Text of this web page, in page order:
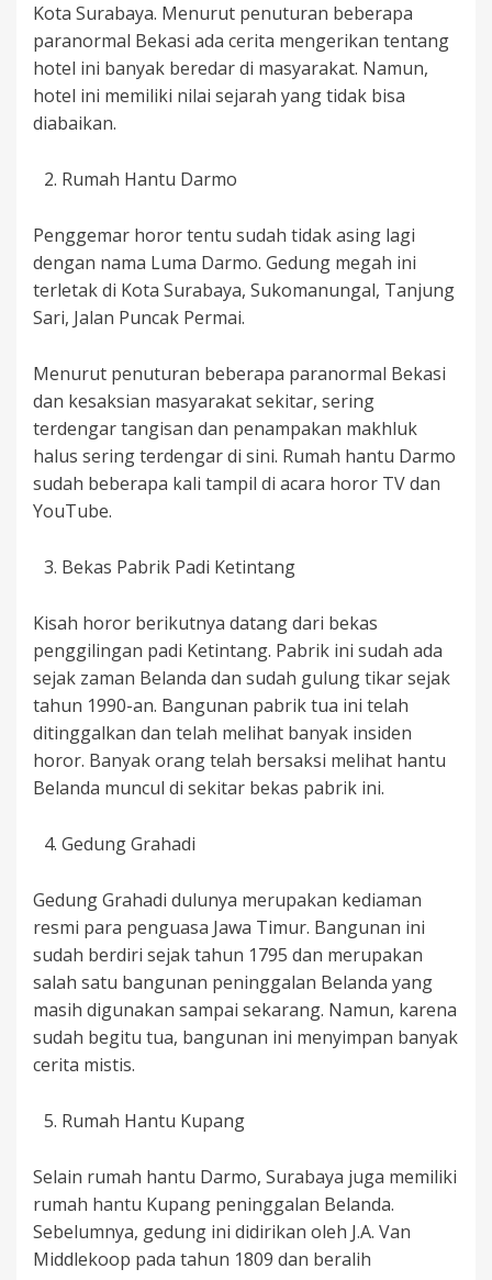
Kota Surabaya. Menurut penuturan beberapa
paranormal Bekasi ada cerita mengerikan tentang
hotel ini banyak beredar di masyarakat. Namun,
hotel ini memiliki nilai sejarah yang tidak bisa
diabaikan.
Rumah Hantu Darmo
Penggemar horor tentu sudah tidak asing lagi
dengan nama Luma Darmo. Gedung megah ini
terletak di Kota Surabaya, Sukomanungal, Tanjung
Sari, Jalan Puncak Permai.
Menurut penuturan beberapa paranormal Bekasi
dan kesaksian masyarakat sekitar, sering
terdengar tangisan dan penampakan makhluk
halus sering terdengar di sini. Rumah hantu Darmo
sudah beberapa kali tampil di acara horor TV dan
YouTube.
Bekas Pabrik Padi Ketintang
Kisah horor berikutnya datang dari bekas
penggilingan padi Ketintang. Pabrik ini sudah ada
sejak zaman Belanda dan sudah gulung tikar sejak
tahun 1990-an. Bangunan pabrik tua ini telah
ditinggalkan dan telah melihat banyak insiden
horor. Banyak orang telah bersaksi melihat hantu
Belanda muncul di sekitar bekas pabrik ini.
Gedung Grahadi
Gedung Grahadi dulunya merupakan kediaman
resmi para penguasa Jawa Timur. Bangunan ini
sudah berdiri sejak tahun 1795 dan merupakan
salah satu bangunan peninggalan Belanda yang
masih digunakan sampai sekarang. Namun, karena
sudah begitu tua, bangunan ini menyimpan banyak
cerita mistis.
Rumah Hantu Kupang
Selain rumah hantu Darmo, Surabaya juga memiliki
rumah hantu Kupang peninggalan Belanda.
Sebelumnya, gedung ini didirikan oleh J.A. Van
Middlekoop pada tahun 1809 dan beralih